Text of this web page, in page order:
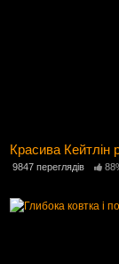
Красива Кейтлін
9847 переглядів